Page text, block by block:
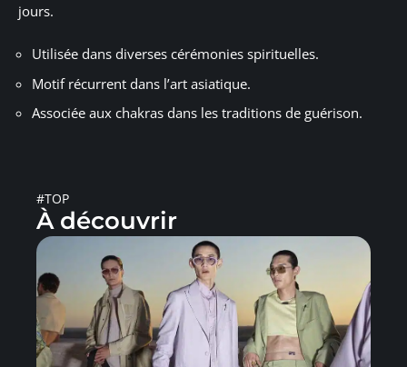
jours.
Utilisée dans diverses cérémonies spirituelles.
Motif récurrent dans l’art asiatique.
Associée aux chakras dans les traditions de guérison.
#TOP
À découvrir